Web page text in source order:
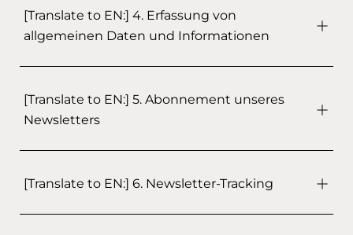
[Translate to EN:] 4. Erfassung von
allgemeinen Daten und Informationen
[Translate to EN:] 5. Abonnement unseres
Newsletters
[Translate to EN:] 6. Newsletter-Tracking